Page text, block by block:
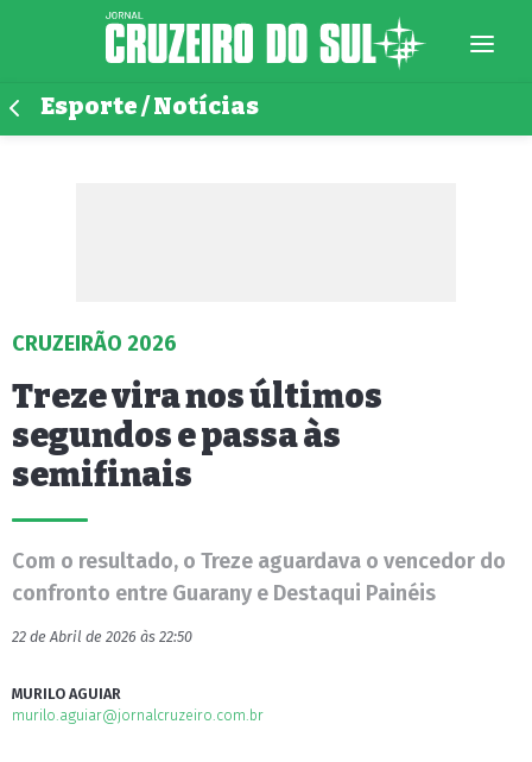
Esporte / Notícias
CRUZEIRÃO 2026
Treze vira nos últimos
segundos e passa às
semifinais
Com o resultado, o Treze aguardava o vencedor do
confronto entre Guarany e Destaqui Painéis
22 de Abril de 2026 às 22:50
MURILO AGUIAR
murilo.aguiar@jornalcruzeiro.com.br